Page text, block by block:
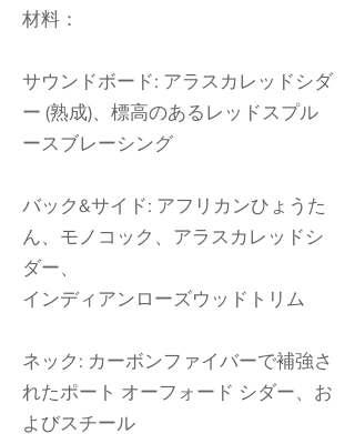
材料：
サウンドボード: アラスカレッドシダ
ー (熟成)、標高のあるレッドスプル
ースブレーシング
バック&サイド: アフリカンひょうた
ん、モノコック、アラスカレッドシ
ダー、
インディアンローズウッドトリム
ネック: カーボンファイバーで補強さ
れたポート オーフォード シダー、お
よびスチール